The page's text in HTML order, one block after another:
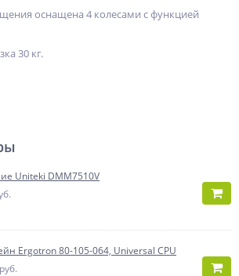
оснащена 4 колесами с функцией
30 кг.
Uniteki DMM7510V
Ergotron 80-105-064, Universal CPU
руб.